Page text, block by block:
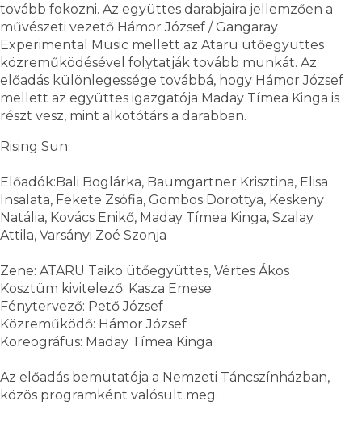
tovább fokozni. Az együttes darabjaira jellemzően a
művészeti vezető Hámor József / Gangaray
Experimental Music mellett az Ataru ütőegyüttes
közreműködésével folytatják tovább munkát. Az
előadás különlegessége továbbá, hogy Hámor József
mellett az együttes igazgatója Maday Tímea Kinga is
részt vesz, mint alkotótárs a darabban.
Rising Sun
Előadók:Bali Boglárka, Baumgartner Krisztina, Elisa
Insalata, Fekete Zsófia, Gombos Dorottya, Keskeny
Natália, Kovács Enikő, Maday Tímea Kinga, Szalay
Attila, Varsányi Zoé Szonja
Zene: ATARU Taiko ütőegyüttes, Vértes Ákos
Kosztüm kivitelező: Kasza Emese
Fénytervező: Pető József
Közreműködő: Hámor József
Koreográfus: Maday Tímea Kinga
Az előadás bemutatója a Nemzeti Táncszínházban,
közös programként valósult meg.